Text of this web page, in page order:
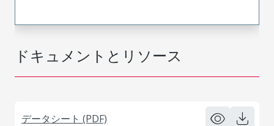
ドキュメントとリソース
データシート (PDF)